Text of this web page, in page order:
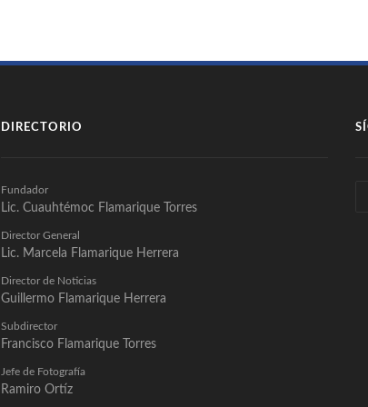
DIRECTORIO
Fundador
Lic. Cuauhtémoc Flamarique Torres
Director General
Lic. Marcela Flamarique Herrera
Director de Noticias
Guillermo Flamarique Herrera
Subdirector
Francisco Flamarique Torres
Jefe de Fotografía
Ramiro Ortíz